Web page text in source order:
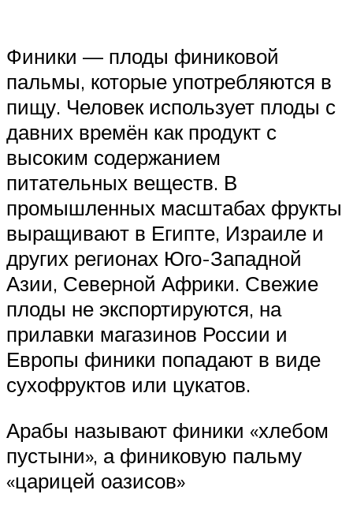
Финики — плоды финиковой
пальмы, которые употребляются в
пищу. Человек использует плоды с
давних времён как продукт с
высоким содержанием
питательных веществ. В
промышленных масштабах фрукты
выращивают в Египте, Израиле и
других регионах Юго-Западной
Азии, Северной Африки. Свежие
плоды не экспортируются, на
прилавки магазинов России и
Европы финики попадают в виде
сухофруктов или цукатов.
Арабы называют финики «хлебом
пустыни», а финиковую пальму
«царицей оазисов»